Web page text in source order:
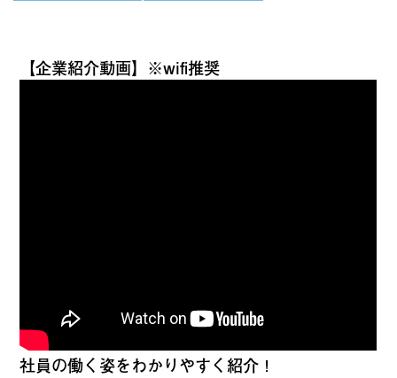
【企業紹介動画】※wifi推奨
社員の働く姿をわかりやすく紹介！